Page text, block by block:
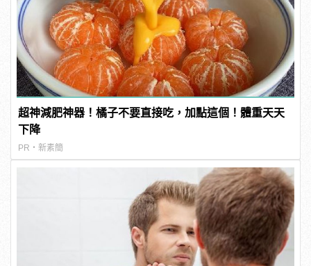
超神減肥神器！橘子不要直接吃，加點這個！體重天天
下降
PR・新素簡